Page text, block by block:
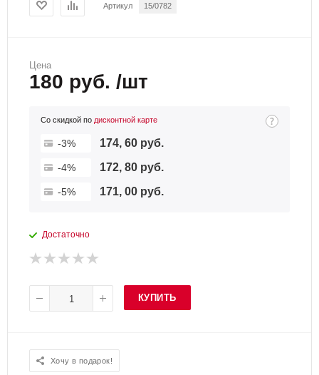
Артикул 15/0782
Цена
180 руб. /шт
Со скидкой по дисконтной карте
-3% 174, 60 руб.
-4% 172, 80 руб.
-5% 171, 00 руб.
Достаточно
КУПИТЬ
Хочу в подарок!